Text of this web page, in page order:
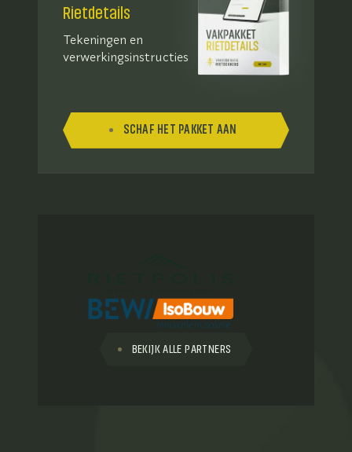
Rietdetails
Tekeningen en
verwerkingsinstructies
SCHAF HET PAKKET AAN
BEKIJK ALLE PARTNERS